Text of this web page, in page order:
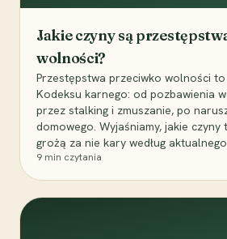
Jakie czyny są
wolności?
Przestępstwa przeciwko wolności to
Kodeksu karnego: od pozbawienia
przez stalking i zmuszanie, po
domowego. Wyjaśniamy, jakie czyny
grożą za nie kary według
9 min czytania